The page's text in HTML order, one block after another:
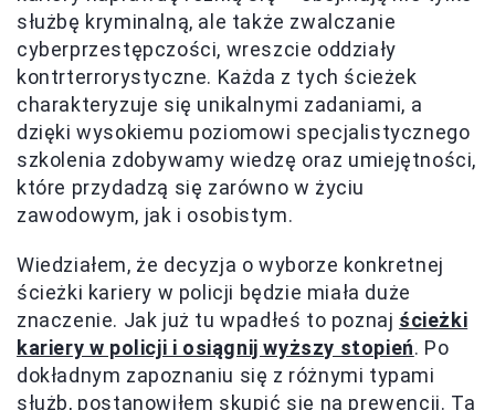
służbę kryminalną, ale także zwalczanie
cyberprzestępczości, wreszcie oddziały
kontrterrorystyczne. Każda z tych ścieżek
charakteryzuje się unikalnymi zadaniami, a
dzięki wysokiemu poziomowi specjalistycznego
szkolenia zdobywamy wiedzę oraz umiejętności,
które przydadzą się zarówno w życiu
zawodowym, jak i osobistym.
Wiedziałem, że decyzja o wyborze konkretnej
ścieżki kariery w policji będzie miała duże
znaczenie. Jak już tu wpadłeś to poznaj ścieżki
kariery w policji i osiągnij wyższy stopień. Po
dokładnym zapoznaniu się z różnymi typami
służb, postanowiłem skupić się na prewencji. Ta